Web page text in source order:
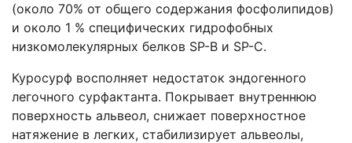
(около 70% от общего содержания фосфолипидов)
и около 1 % специфических гидрофобных
низкомолекулярных белков SP-B и SP-C.
Куросурф восполняет недостаток эндогенного
легочного сурфактанта. Покрывает внутреннюю
поверхность альвеол, снижает поверхностное
натяжение в легких, стабилизирует альвеолы,